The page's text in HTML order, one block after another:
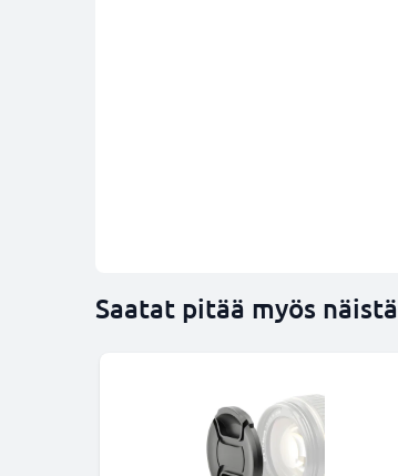
Saatat pitää myös näistä